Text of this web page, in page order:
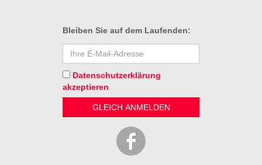
Bleiben Sie auf dem Laufenden:
Datenschutz­erklärung
akzeptieren